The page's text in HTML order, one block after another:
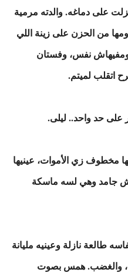
على دماغه. والدته مرمية
من الحزن على زينة اللي
نفس، وفستان
اتقلب لميتم.
على حد واحد.. ليلى.
مخطوف زي الأموات، عينيها
جامد وهي لسه ماسكة
طالعة نازلة وعينيه مليانة
والغضب. همس بصوت